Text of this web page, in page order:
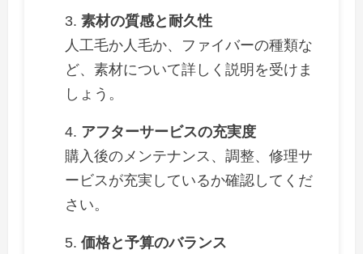
素材の質感と耐久性
人工毛か人毛か、ファイバーの種類な
ど、素材について詳しく説明を受けま
しょう。
アフターサービスの充実度
購入後のメンテナンス、調整、修理サ
ービスが充実しているか確認してくだ
さい。
価格と予算のバランス